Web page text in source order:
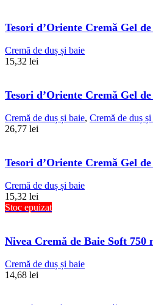
Tesori d’Oriente Cremă Gel
Cremă de duș și baie
15,32 lei
Tesori d’Oriente Cremă Gel
Cremă de duș și baie, Cremă de duș
26,77 lei
Tesori d’Oriente Cremă Gel
Cremă de duș și baie
15,32 lei
Stoc epuizat
Nivea Cremă de Baie Soft 750
Cremă de duș și baie
14,68 lei